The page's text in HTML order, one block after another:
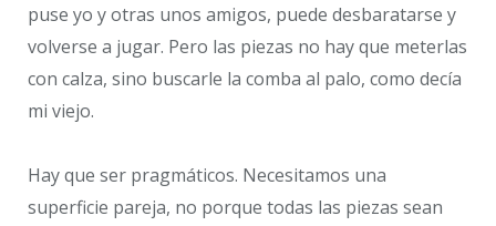
puse yo y otras unos amigos, puede desbaratarse y
volverse a jugar. Pero las piezas no hay que meterlas
con calza, sino buscarle la comba al palo, como decía
mi viejo.
Hay que ser pragmáticos. Necesitamos una
superficie pareja, no porque todas las piezas sean